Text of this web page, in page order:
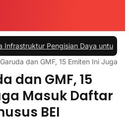
Pengisian Daya untuk Mobil Listrik
dan GMF, 15 Emiten Ini Juga
dan GMF, 15
Masuk Daftar
BEI